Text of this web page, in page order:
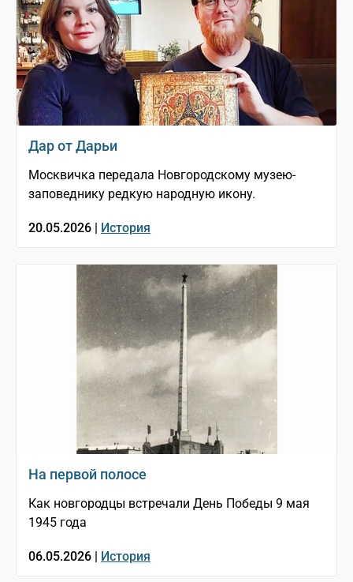
Дар от Дарьи
Москвичка передала Новгородскому музею-
заповеднику редкую народную икону.
20.05.2026 | История
На первой полосе
Как новгородцы встречали День Победы 9 мая
1945 года
06.05.2026 | История